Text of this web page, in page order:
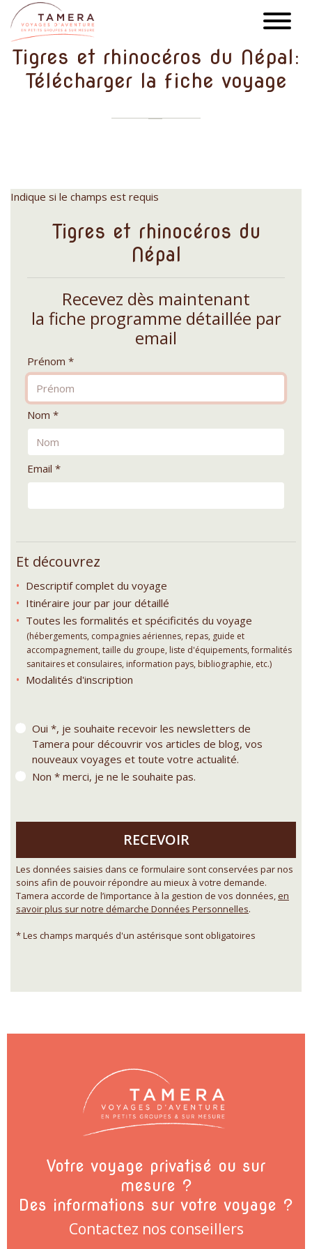
Aller
au
contenu
principal
Tigres et rhinocéros du Népal:
Télécharger la fiche voyage
Indique si le champs est requis
Tigres et rhinocéros du
Népal
Recevez dès maintenant
la fiche programme détaillée par
email
Prénom *
Nom *
Email *
Et découvrez
Descriptif complet du voyage
Itinéraire jour par jour détaillé
Toutes les formalités et spécificités du voyage
(hébergements, compagnies aériennes, repas, guide et
accompagnement, taille du groupe, liste d'équipements, formalités
sanitaires et consulaires, information pays, bibliographie, etc.)
Modalités d'inscription
Oui *, je souhaite recevoir les newsletters de
Tamera pour découvrir vos articles de blog, vos
nouveaux voyages et toute votre actualité.
Non * merci, je ne le souhaite pas.
RECEVOIR
Les données saisies dans ce formulaire sont conservées par nos
soins afin de pouvoir répondre au mieux à votre demande.
Tamera accorde de l’importance à la gestion de vos données,en
savoir plus sur notre démarche Données Personnelles.
* Les champs marqués d'un astérisque sont obligatoires
Votre voyage privatisé ou sur
mesure ?
Des informations sur votre voyage ?
Contactez nos conseillers